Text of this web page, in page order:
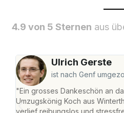
4.9 von 5 Sternen aus
Ulrich Gerste
ist nach Genf
"Ein grosses Dankeschön an
Umzugskönig Koch aus
verlief reibungslos und